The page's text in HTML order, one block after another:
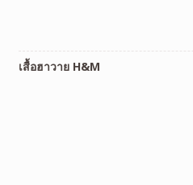
เสื้อฮาวาย H&M